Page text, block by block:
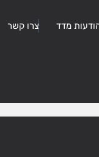
מדד צרו קשר